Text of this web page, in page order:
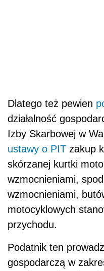
Dlatego też pewien
działalność
Izby Skarbowej w
ustawy o PIT zakup
skórzanej kurtki
wzmocnieniami,
wzmocnieniami,
motocyklowych
przychodu.
Podatnik ten
gospodarczą w